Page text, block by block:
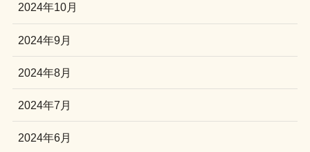
2024年10月
2024年9月
2024年8月
2024年7月
2024年6月